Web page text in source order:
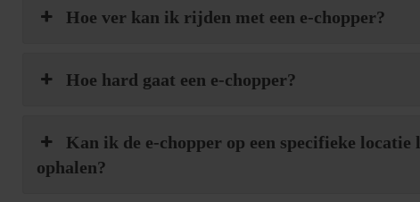
Hoe ver kan ik rijden met een e-chopper?
Hoe hard gaat een e-chopper?
Kan ik de e-chopper op een specifieke locatie
ophalen?